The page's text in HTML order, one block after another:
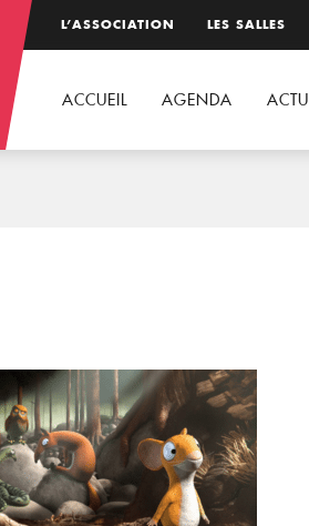
L’ASSOCIATION LES SALLES
ACCUEIL AGENDA ACTU